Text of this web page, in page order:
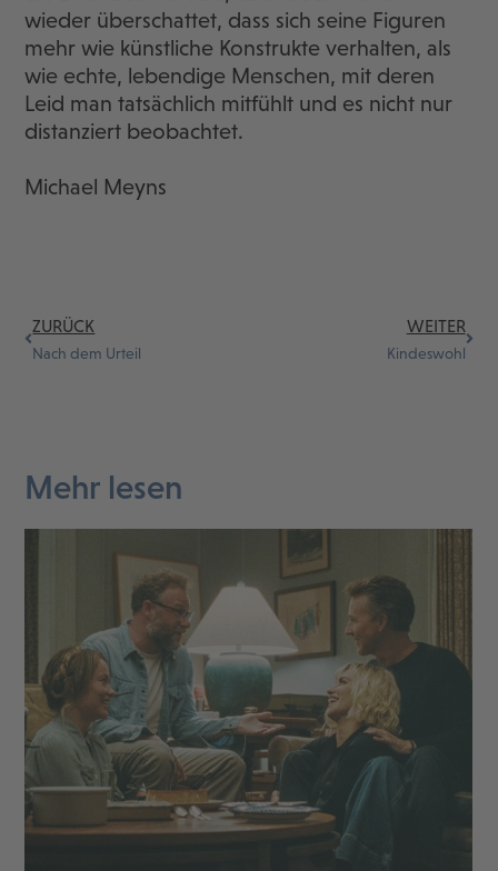
wieder überschattet, dass sich seine Figuren
mehr wie künstliche Konstrukte verhalten, als
wie echte, lebendige Menschen, mit deren
Leid man tatsächlich mitfühlt und es nicht nur
distanziert beobachtet.
Michael Meyns
ZURÜCK
Nach dem Urteil
WEITER
Kindeswohl
Mehr lesen